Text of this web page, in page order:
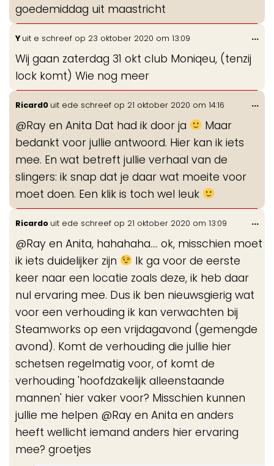
goedemiddag uit maastricht
Yuit e schreef op 23 oktober 2020 om 13:09
Wij gaan zaterdag 31 okt club Moniqeu, (tenzij
lock komt) Wie nog meer
...
Ricard0 uit ede schreef op 21 oktober 2020 om 14:16
@Ray en Anita Dat had ik door ja
Maar
bedankt voor jullie antwoord. Hier kan ik iets
mee. En wat betreft jullie verhaal van de
slingers: ik snap dat je daar wat moeite voor
moet doen. Een klik is toch wel leuk
...
Ricardo uit ede schreef op 21 oktober 2020 om 13:09
@Ray en Anita, hahahaha.... ok, misschien moet
ik iets duidelijker zijn
Ik ga voor de eerste
keer naar een locatie zoals deze, ik heb daar
nul ervaring mee. Dus ik ben nieuwsgierig wat
voor een verhouding ik kan verwachten bij
Steamworks op een vrijdagavond (gemengde
avond). Komt de verhouding die jullie hier
schetsen regelmatig voor, of komt de
verhouding 'hoofdzakelijk alleenstaande
mannen' hier vaker voor? Misschien kunnen
jullie me helpen @Ray en Anita en anders
heeft wellicht iemand anders hier ervaring
mee? groetjes
...